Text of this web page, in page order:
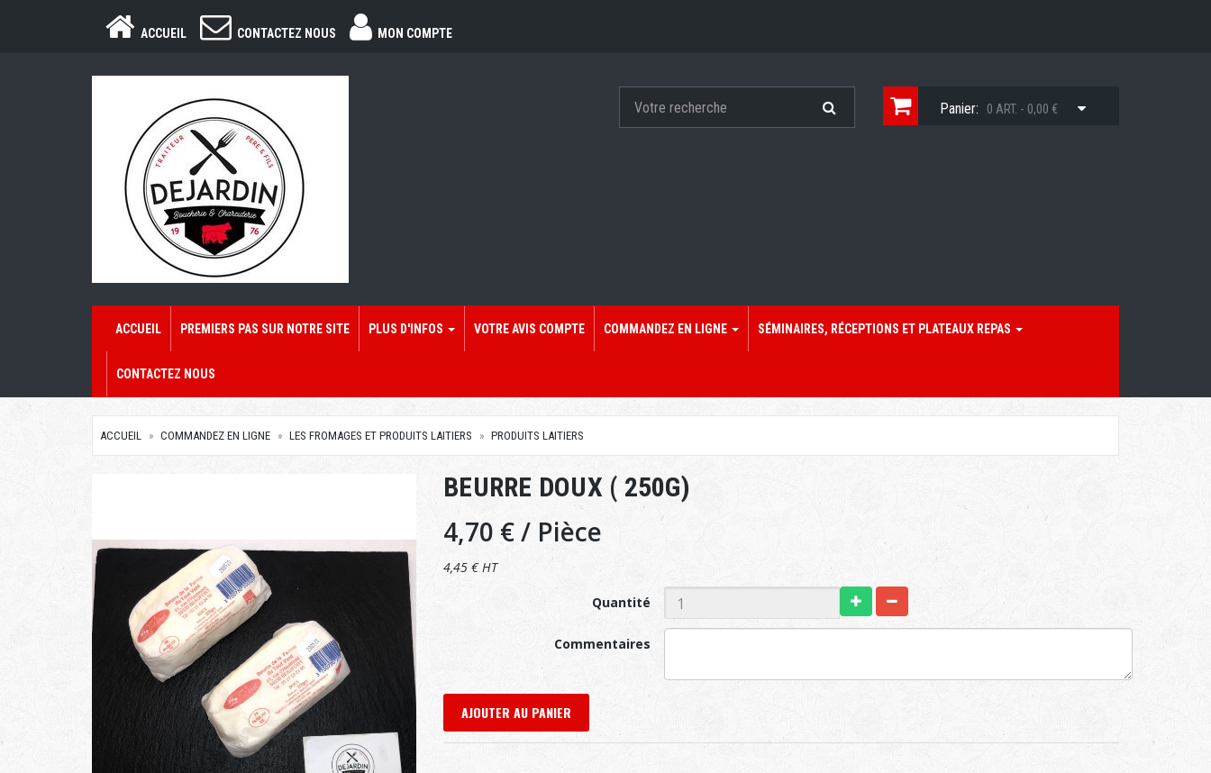
ACCUEIL CONTACTEZ NOUS MON COMPTE
Panier: 0 ART. - 0,00 €
ACCUEIL PREMIERS PAS SUR NOTRE SITE PLUS D'INFOS VOTRE AVIS COMPTE COMMANDEZ EN LIGNE SÉMINAIRES, RÉCEPTIONS ET PLATEAUX REPAS
CONTACTEZ NOUS
ACCUEIL COMMANDEZ EN LIGNE LES FROMAGES ET PRODUITS LAITIERS PRODUITS LAITIERS
BEURRE DOUX ( 250G)
4,70 €/ Pièce
4,45 € HT
Quantité
Commentaires
AJOUTER AU PANIER